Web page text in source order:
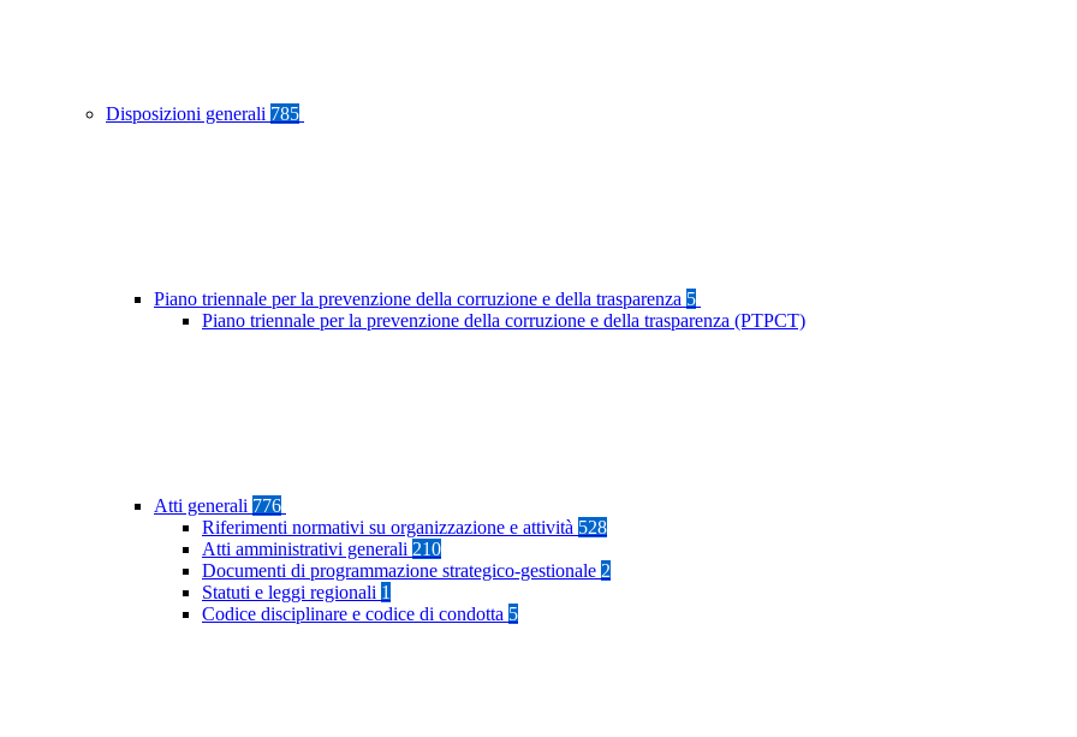
Disposizioni generali 785
Piano triennale per la prevenzione della corruzione e della trasparenza 5
Piano triennale per la prevenzione della corruzione e della trasparenza (PTPCT)
Atti generali 776
Riferimenti normativi su organizzazione e attività 528
Atti amministrativi generali 210
Documenti di programmazione strategico-gestionale 2
Statuti e leggi regionali 1
Codice disciplinare e codice di condotta 5